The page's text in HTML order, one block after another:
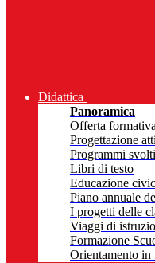
Didattica
Panoramica
Offerta formativa
Progettazione
Programmi svolti
Libri di testo
Educazione
Piano annuale
I progetti delle
Viaggi di
Formazione
Orientamento in